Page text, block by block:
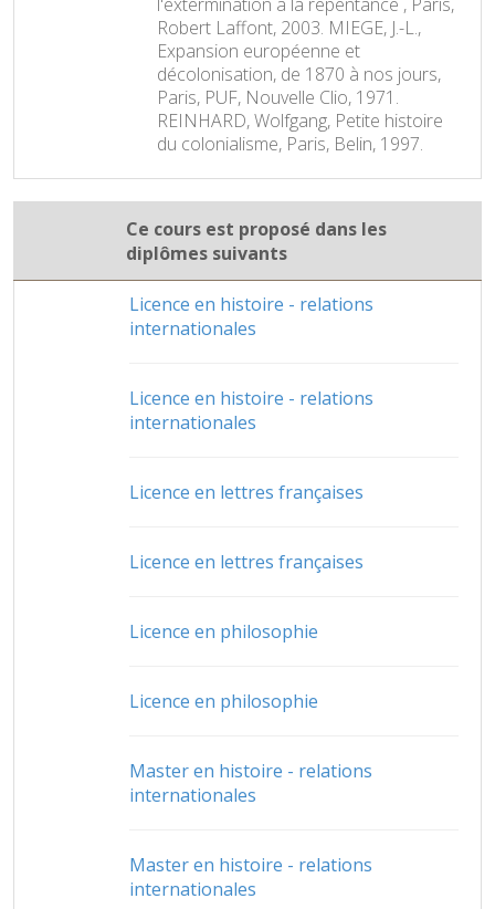
Robert Laffont, 2003. MIEGE, J.-L.,
Expansion européenne et
décolonisation, de 1870 à nos jours,
Paris, PUF, Nouvelle Clio, 1971.
REINHARD, Wolfgang, Petite histoire
du colonialisme, Paris, Belin, 1997.
Ce cours est proposé dans les
diplômes suivants
Licence en histoire - relations
internationales
Licence en histoire - relations
internationales
Licence en lettres françaises
Licence en lettres françaises
Licence en philosophie
Licence en philosophie
Master en histoire - relations
internationales
Master en histoire - relations
internationales